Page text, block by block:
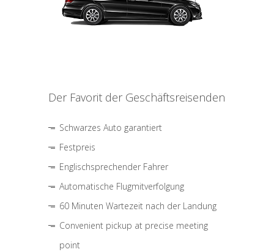
Der Favorit der Geschäftsreisenden
Schwarzes Auto garantiert
Festpreis
Englischsprechender Fahrer
Automatische Flugmitverfolgung
60 Minuten Wartezeit nach der Landung
Convenient pickup at precise meeting
point